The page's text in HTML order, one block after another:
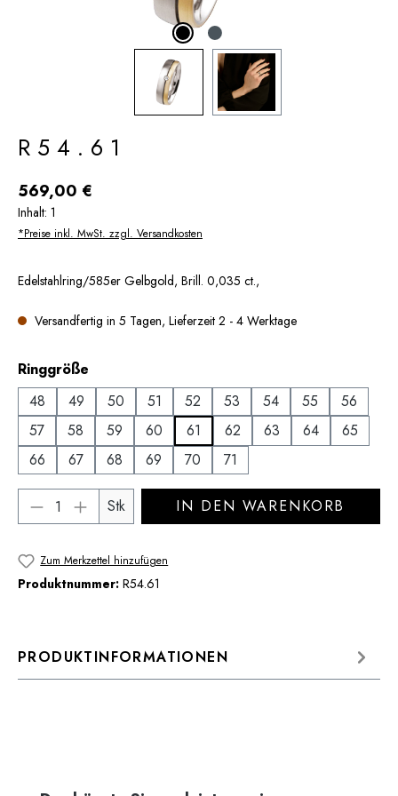
R54.61
Regulärer Preis:
569,00 €
Inhalt: 1
*Preise inkl. MwSt. zzgl. Versandkosten
Edelstahlring/585er Gelbgold, Brill. 0,035 ct.,
Versandfertig in 5 Tagen, Lieferzeit 2 - 4 Werktage
Ringgröße
48
49 50 51 52 53 54 55
56
57
58 59 60 61 62 63 64
65
66
67 68 69 70 71
Produkt Anzahl: Gib den gewünschten
Stk IN DEN WARENKORB
Zum Merkzettel hinzufügen
Produktnummer: R54.61
PRODUKTINFORMATIONEN